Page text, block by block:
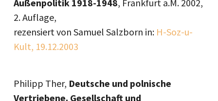
Außenpolitik 1918-1948, Frankfurt a.M. 2002,
2. Auflage,
rezensiert von Samuel Salzborn in: H-Soz-u-
Kult, 19.12.2003
Philipp Ther, Deutsche und polnische
Vertriebene. Gesellschaft und